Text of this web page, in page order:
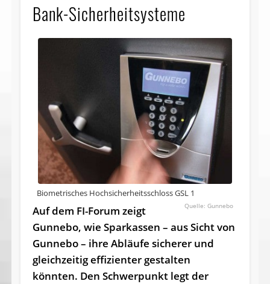
Bank-Sicherheitsysteme
Biometrisches Hochsicherheitsschloss GSL 1
Gunnebo
Auf dem FI-Forum zeigt
Gunnebo, wie Sparkassen – aus Sicht von
Gunnebo – ihre Abläufe sicherer und
gleichzeitig effizienter gestalten
könnten. Den Schwerpunkt legt der